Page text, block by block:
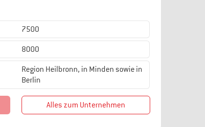
7500
8000
Region Heilbronn, in Minden sowie in
Berlin
Alles zum Unternehmen